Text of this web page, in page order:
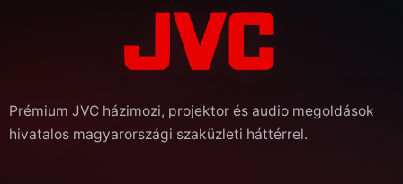
Prémium JVC házimozi, projektor és audio megoldások
hivatalos magyarországi szaküzleti háttérrel.